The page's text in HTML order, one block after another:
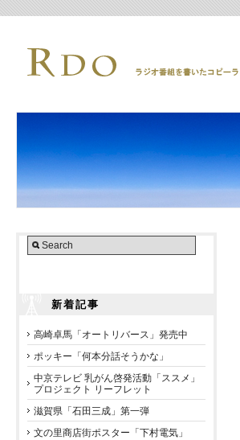
新着記事
高崎卓馬「オートリバース」発売中
ポッキー「何本分話そうかな」
中京テレビ 乳がん啓発活動「ススメ」
プロジェクト リーフレット
滋賀県「石田三成」第一弾
文の里商店街ポスター「下村電気」